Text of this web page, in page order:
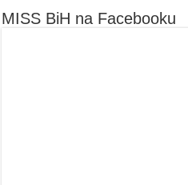
MISS BiH na Facebooku